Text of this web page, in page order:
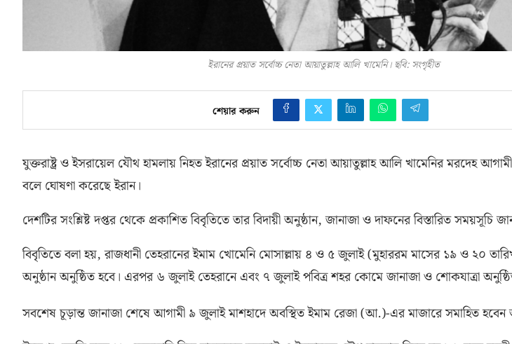
ইরানের প্রয়াত সর্বোচ্চ নেতা আয়াতুল্লাহ আলি খামেনি। ছবি: সংগৃহীত
শেয়ার করুন
যুক্তরাষ্ট্র ও ইসরায়েল যৌথ হামলায় নিহত ইরানের প্রয়াত সর্বোচ্চ নেতা আয়াতুল্লাহ আলি খামেনির মরদেহ
বলে ঘোষণা করেছে ইরান।
দেশটির সংশ্লিষ্ট দপ্তর থেকে প্রকাশিত বিবৃতিতে তার বিদায়ী অনুষ্ঠান,জানাজা ও দাফনের বিস্তারিত সময়সূচি
বিবৃতিতে বলা হয়,রাজধানী তেহরানের ইমাম খোমেনি মোসাল্লায় ৪ ও ৫ জুলাই(মুহাররম মাসের ১৯ ও ২০
অনুষ্ঠান অনুষ্ঠিত হবে। এরপর ৬ জুলাই তেহরানে এবং ৭ জুলাই পবিত্র শহর কোমে জানাজা ও শোকযাত্রা
সবশেষ চূড়ান্ত জানাজা শেষে আগামী ৯ জুলাই মাশহাদে অবস্থিত ইমাম রেজা(আ.)-এর মাজারে সমাহিত হবেন